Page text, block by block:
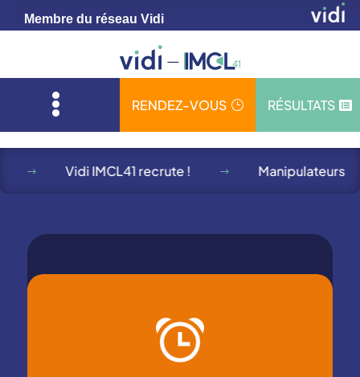
Membre du réseau Vidi
 RENDEZ-VOUS } RÉSULTATS 
Vidi IMCL41 recrute ! $ Manipulateurs $